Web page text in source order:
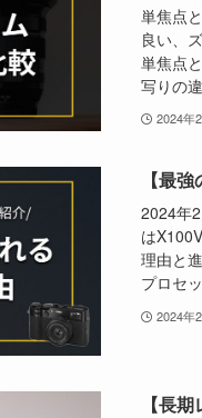
単焦点
良い、
単焦点
写りの
2024年
【最
2024年
は
理由と
プロセ
2024年
【長